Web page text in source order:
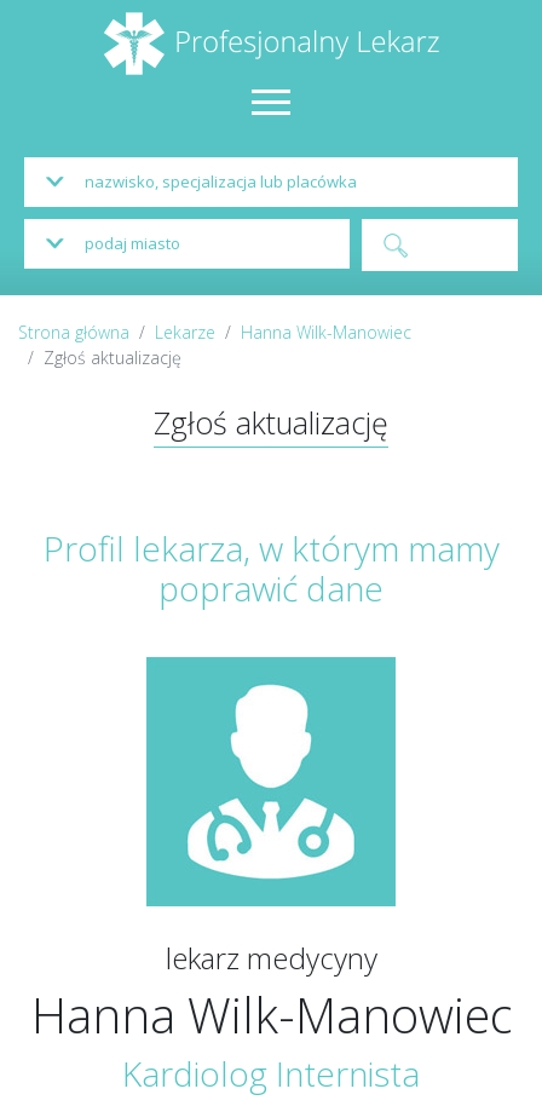
Strona główna Lekarze
Hanna Wilk-Manowiec
Zgłoś aktualizację
Zgłoś aktualizację
Profil lekarza, w którym mamy
poprawić dane
lekarz medycyny
Hanna Wilk-Manowiec
Kardiolog Internista